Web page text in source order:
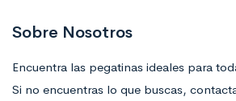
Sobre Nosotros
Encuentra las pegatinas ideales para
Si no encuentras lo que buscas,